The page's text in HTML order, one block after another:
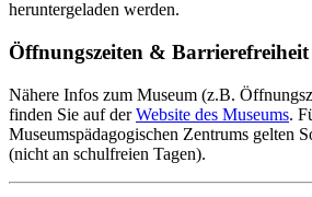
heruntergeladen werden.
Öffnungszeiten & Barrierefreiheit
Nähere Infos zum Museum (z.B.
finden Sie auf derWebsite des Museums.
Museumspädagogischen Zentrums gelten
(nicht an schulfreien Tagen).